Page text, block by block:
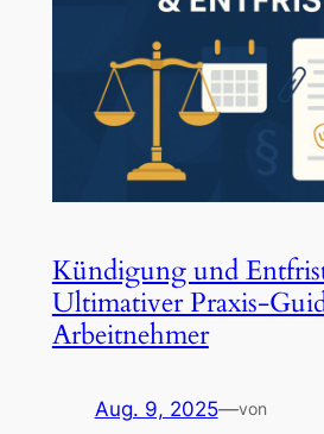
Kündigung und
Ultimativer Praxis-
Arbeitnehmer
Aug. 9, 2025—von